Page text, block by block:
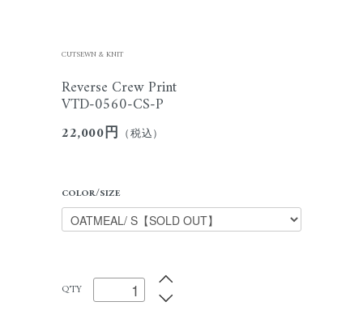
CUTSEWN & KNIT
Reverse Crew Print
VTD-0560-CS-P
22,000円 （税込）
COLOR/SIZE
Q'TY